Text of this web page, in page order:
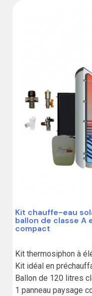
Kit chauffe-eau
ballon de classe A
compact
Kit thermosiphon à
Kit idéal en
Ballon de 120 litres
1 panneau paysage